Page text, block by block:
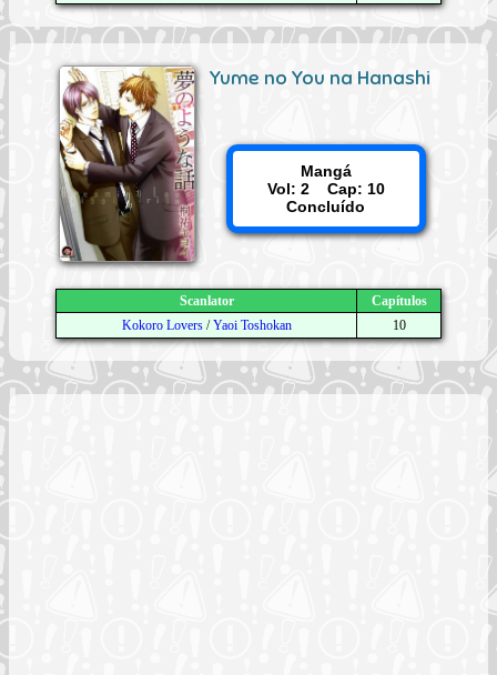
Yume no You na Hanashi
Mangá
Vol: 2 Cap: 10
Concluído
Scanlator
Capítulos
Kokoro Lovers/Yaoi Toshokan 10